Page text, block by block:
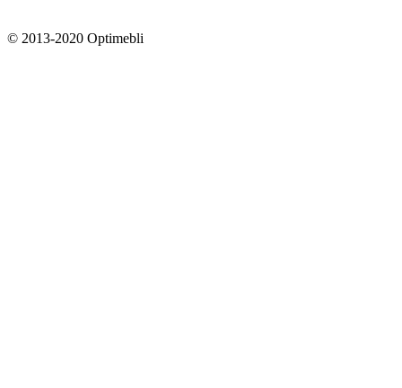
© 2013-2020 Optimebli